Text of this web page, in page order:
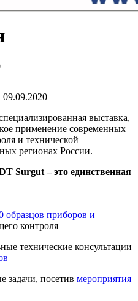
выставка,
применение современных
и технической
регионах России.
Surgut – это единственная
образцов приборов и
контроля
технические консультации
посетив мероприятия